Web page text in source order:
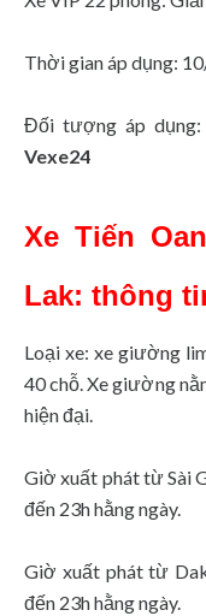
Thời gian áp dụng:
Đối tượng áp dụng:
Vexe24
Xe Tiến
Lak: thông
Loại xe: xe giường
40 chỗ. Xe giường
hiện đại.
Giờ xuất phát từ Sài
đến 23h hằng ngày.
Giờ xuất phát từ
đến 23h hằng ngày.